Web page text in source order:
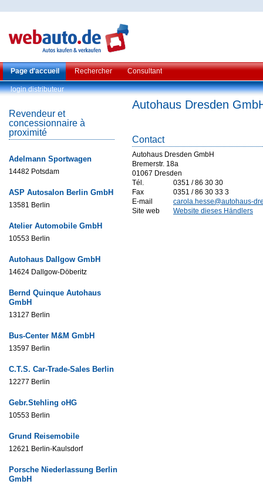
Page d'accueil Rechercher Consultant
login distributeur
Revendeur et
concessionnaire à
proximité
Adelmann Sportwagen
14482 Potsdam
ASP Autosalon Berlin GmbH
13581 Berlin
Atelier Automobile GmbH
10553 Berlin
Autohaus Dallgow GmbH
14624 Dallgow-Döberitz
Bernd Quinque Autohaus
GmbH
13127 Berlin
Bus-Center M&M GmbH
13597 Berlin
C.T.S. Car-Trade-Sales Berlin
12277 Berlin
Gebr.Stehling oHG
10553 Berlin
Grund Reisemobile
12621 Berlin-Kaulsdorf
Porsche Niederlassung Berlin
GmbH
Autohaus Dresden
Contact
Autohaus Dresden GmbH
Bremerstr. 18a
01067 Dresden
Tél.
0351 / 86 30 30
Fax
0351 / 86 30 33 3
E-mail
carola.hesse@autohaus-
Site web
Website dieses Händlers